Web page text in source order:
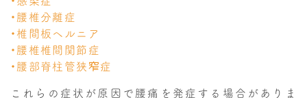
・腰椎分離症
・椎間板ヘルニア
・腰椎椎間関節症
・腰部脊柱管狭窄症
これらの症状が原因で腰痛を発症する場合がありま